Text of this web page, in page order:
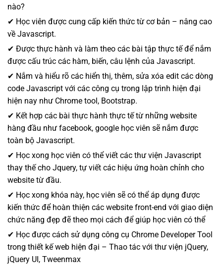
nào?
✔ Học viên được cung cấp kiến thức từ cơ bản – nâng cao
về Javascript.
✔ Được thực hành và làm theo các bài tập thực tế để nắm
được cấu trúc các hàm, biến, câu lệnh của Javascript.
✔ Nắm và hiểu rõ các hiển thị, thêm, sửa xóa edit các dòng
code Javascript với các công cụ trong lập trình hiện đại
hiện nay như Chrome tool, Bootstrap.
✔ Kết hợp các bài thực hành thực tế từ những website
hàng đầu như facebook, google học viên sẽ nắm được
toàn bộ Javascript.
✔ Học xong học viên có thể viết các thư viện Javascript
thay thế cho Jquery, tự viết các hiệu ứng hoàn chỉnh cho
website từ đầu.
✔ Học xong khóa này, học viên sẽ có thể áp dụng được
kiến thức để hoàn thiện các website front-end với giao diện
chức năng đẹp đẽ theo mọi cách để giúp học viên có thể
✔ Học được cách sử dụng công cụ Chrome Developer Tool
trong thiết kế web hiện đại – Thao tác với thư viện jQuery,
jQuery UI, Tweenmax